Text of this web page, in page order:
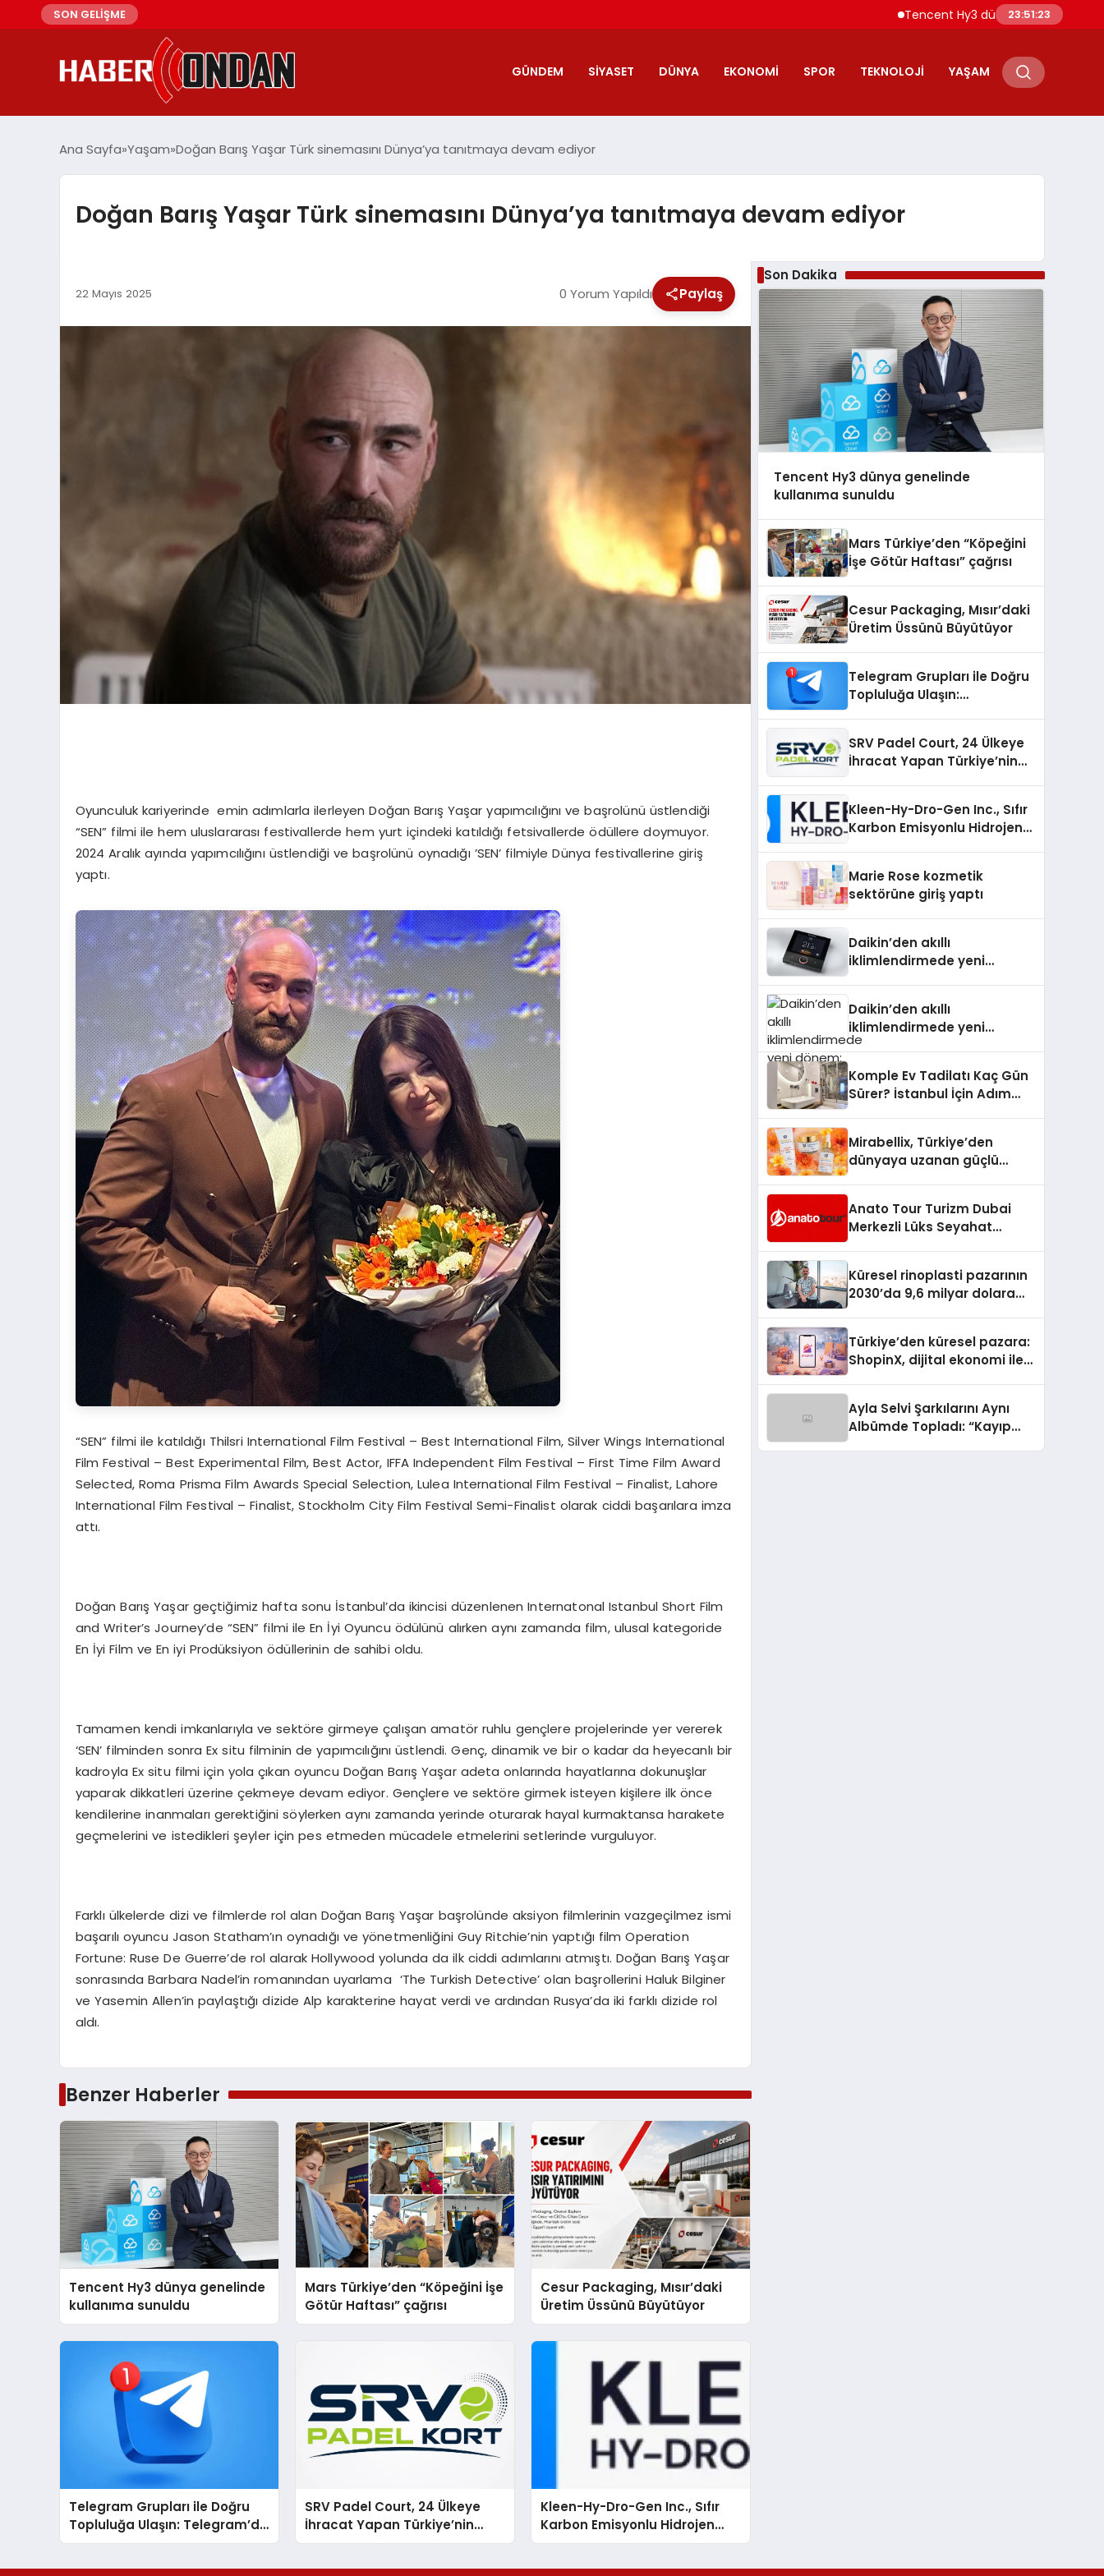
SON GELİŞME Tencent Hy3 dünya genelinde kullanıma
23:51:24
GÜNDEM SIYASET DÜNYA EKONOMI SPOR TEKNOLOJI YAŞAM
Ana Sayfa Yaşam Doğan Barış Yaşar Türk sinemasını Dünya’ya tanıtmaya devam ediyor
Doğan Barış Yaşar Türk sinemasını Dünya’ya tanıtmaya devam ediyor
22 Mayıs 2025 0 Yorum Yapıldı Paylaş
Oyunculuk kariyerinde emin adımlarla ilerleyen Doğan Barış Yaşar yapımcılığını ve başrolünü üstlendiği
“SEN” filmi ile hem uluslararası festivallerde hem yurt içindeki katıldığı fetsivallerde ödüllere doymuyor.
2024 Aralık ayında yapımcılığını üstlendiği ve başrolünü oynadığı ’SEN’ filmiyle Dünya festivallerine giriş
yaptı.
“SEN” filmi ile katıldığı Thilsri International Film Festival – Best International Film, Silver Wings International
Film Festival – Best Experimental Film, Best Actor, IFFA Independent Film Festival – First Time Film Award
Selected, Roma Prisma Film Awards Special Selection, Lulea International Film Festival – Finalist, Lahore
International Film Festival – Finalist, Stockholm City Film Festival Semi-Finalist olarak ciddi başarılara imza
attı.
Doğan Barış Yaşar geçtiğimiz hafta sonu İstanbul’da ikincisi düzenlenen Internatonal Istanbul Short Film
and Writer’s Journey’de “SEN” filmi ile En İyi Oyuncu ödülünü alırken aynı zamanda film, ulusal kategoride
En İyi Film ve En iyi Prodüksiyon ödüllerinin de sahibi oldu.
Tamamen kendi imkanlarıyla ve sektöre girmeye çalışan amatör ruhlu gençlere projelerinde yer vererek
‘SEN’ filminden sonra Ex situ filminin de yapımcılığını üstlendi. Genç, dinamik ve bir o kadar da heyecanlı bir
kadroyla Ex situ filmi için yola çıkan oyuncu Doğan Barış Yaşar adeta onlarında hayatlarına dokunuşlar
yaparak dikkatleri üzerine çekmeye devam ediyor. Gençlere ve sektöre girmek isteyen kişilere ilk önce
kendilerine inanmaları gerektiğini söylerken aynı zamanda yerinde oturarak hayal kurmaktansa harakete
geçmelerini ve istedikleri şeyler için pes etmeden mücadele etmelerini setlerinde vurguluyor.
Farklı ülkelerde dizi ve filmlerde rol alan Doğan Barış Yaşar başrolünde aksiyon filmlerinin vazgeçilmez ismi
başarılı oyuncu Jason Statham’ın oynadığı ve yönetmenliğini Guy Ritchie’nin yaptığı film Operation
Fortune: Ruse De Guerre’de rol alarak Hollywood yolunda da ilk ciddi adımlarını atmıştı. Doğan Barış Yaşar
sonrasında Barbara Nadel’in romanından uyarlama ‘The Turkish Detective’ olan başrollerini Haluk Bilginer
ve Yasemin Allen’in paylaştığı dizide Alp karakterine hayat verdi ve ardından Rusya’da iki farklı dizide rol
aldı.
Benzer Haberler
Tencent Hy3 dünya genelinde
kullanıma sunuldu
Mars Türkiye’den “Köpeğini İşe
Götür Haftası” çağrısı
Cesur Packaging, Mısır’daki
Üretim Üssünü Büyütüyor
Telegram Grupları ile Doğru
Topluluğa Ulaşın: Telegram’da
Aradığınız Topluluğa Daha
SRV Padel Court, 24 Ülkeye
İhracat Yapan Türkiye’nin
Padel Kortu Üretim Gücü
Kleen-Hy-Dro-Gen Inc., Sıfır
Karbon Emisyonlu Hidrojen
Isıtma Teknolojisinde ISO ve
Son Dakika
Tencent Hy3 dünya genelinde
kullanıma sunuldu
Mars Türkiye’den “Köpeğini
İşe Götür Haftası” çağrısı
Cesur Packaging, Mısır’daki
Üretim Üssünü Büyütüyor
Telegram Grupları ile Doğru
Topluluğa Ulaşın:
SRV Padel Court, 24 Ülkeye
İhracat Yapan Türkiye’nin
Kleen-Hy-Dro-Gen Inc., Sıfır
Karbon Emisyonlu Hidrojen
Aldı
Marie Rose kozmetik
sektörüne giriş yaptı
Daikin’den akıllı
iklimlendirmede yeni
Daikin’den akıllı
iklimlendirmede yeni
dönem: Madoka Plus
Komple Ev Tadilatı Kaç Gün
Sürer? İstanbul İçin Adım
Mirabellix, Türkiye’den
dünyaya uzanan güçlü
Anato Tour Turizm Dubai
Merkezli Lüks Seyahat
Küresel rinoplasti pazarının
2030’da 9,6 milyar dolara
Türkiye’den küresel pazara:
ShopinX, dijital ekonomi ile
Ayla Selvi Şarkılarını Aynı
Albümde Topladı: “Kayıp